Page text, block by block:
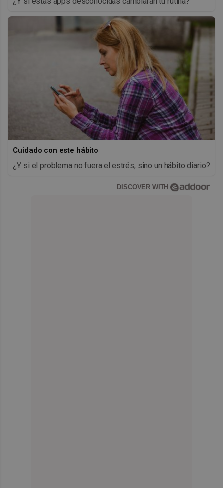
Cuidado con este hábito
¿Y si el problema no fuera el estrés, sino un hábito diario?
DISCOVER WITH